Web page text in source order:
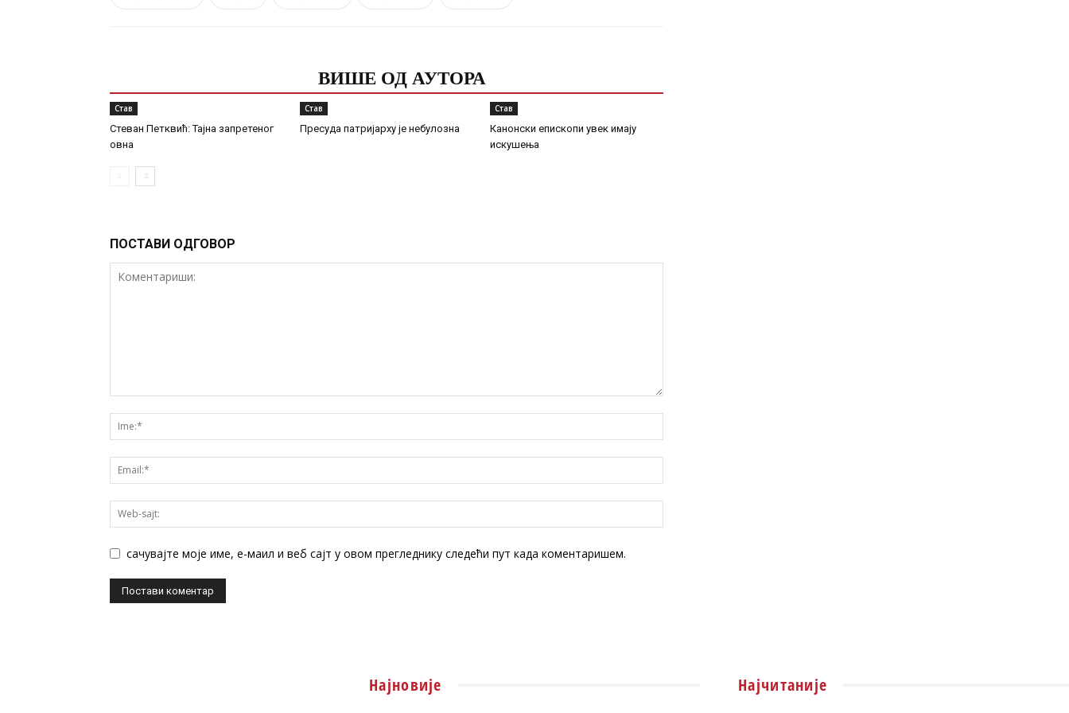
ВИШЕ ОД АУТОРА
Став
Стеван Петквић: Тајна запретеног
овна
Став
Пресуда патријарху је небулозна
Став
Канонски епископи увек имају
искушења
ПОСТАВИ ОДГОВОР
сачувајте моје име, е-маил и веб сајт у овом прегледнику следећи пут када коментаришем.
Најновије Најчитаније